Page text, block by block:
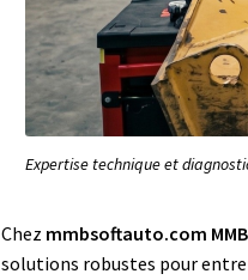
Expertise technique et
Chez mmbsoftauto.com
solutions robustes pour